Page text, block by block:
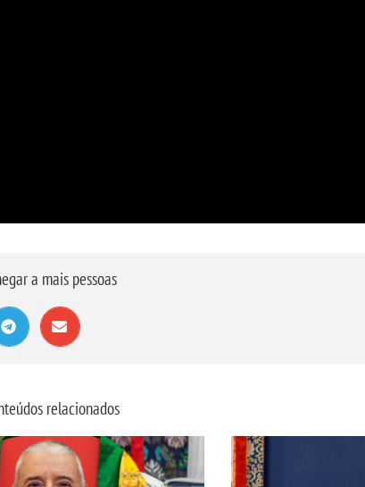
a mais pessoas
relacionados